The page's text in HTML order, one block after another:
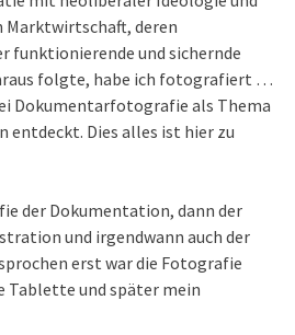
Marktwirtschaft, deren
funktionierende und sichernde
folgte, habe ich fotografiert …
Dokumentarfotografie als Thema
entdeckt. Dies alles ist hier zu
der Dokumentation, dann der
und irgendwann auch der
erst war die Fotografie
Tablette und später mein